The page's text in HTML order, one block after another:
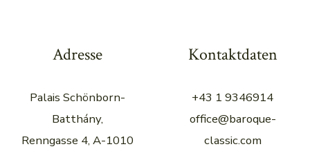
Adresse
Palais Schönborn-
Batthány,
Renngasse 4, A-1010
Kontaktdaten
+43 1 9346914
office@baroque-
classic.com